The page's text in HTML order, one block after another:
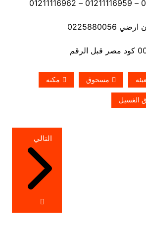
0225880056
قبل الرقم
مسحوق مكنه
الغسيل
التالي